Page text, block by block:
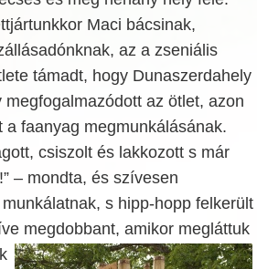
Maci bácsinak,
az a zseniális
támadt, hogy Dunaszerdahely
az ötlet, azon
faanyag megmunkálásának.
csiszolt és lakkozott s már
– mondta, és szívesen
s hipp-hopp felkerült
megdobbant, amikor megláttuk